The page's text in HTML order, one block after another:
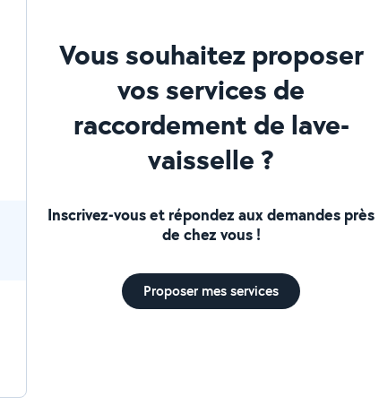
Vous souhaitez proposer
vos services de
raccordement de lave-
vaisselle ?
Inscrivez-vous et répondez aux demandes près
de chez vous !
Proposer mes services